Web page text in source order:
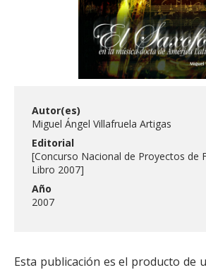
Autor(es)
Miguel Ángel Villafruela Artigas
Editorial
[Concurso Nacional de Proyectos de
Libro 2007]
Año
2007
Esta publicación es el producto de